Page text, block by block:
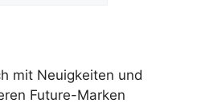
mit Neuigkeiten und
Future-Marken